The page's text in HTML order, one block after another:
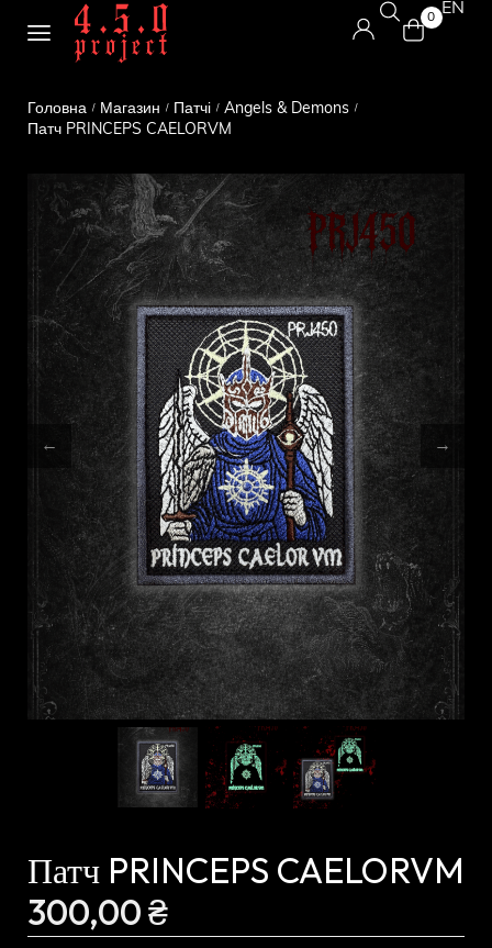
0 EN
Головна / Магазин / Патчі / Angels & Demons /
Патч PRINCEPS CAELORVM
Патч PRINCEPS CAELORVM
300,00₴